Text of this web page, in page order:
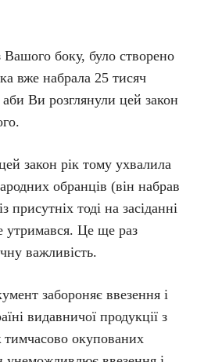
Вашого боку, було створено
вже набрала 25 тисяч
Ви розглянули цей закон
закон рік тому ухвалила
обранців (він набрав
присутніх тоді на засіданні
утримався. Це ще раз
важливість.
забороняє ввезення і
видавничої продукції з
тимчасово окупованих